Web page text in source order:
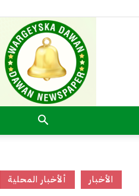
ألأخبار المحلية الأخبار